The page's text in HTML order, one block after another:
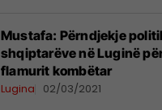
Mustafa: Përndjekje
shqiptarëve në Luginë
flamurit kombëtar
Lugina 02/03/2021